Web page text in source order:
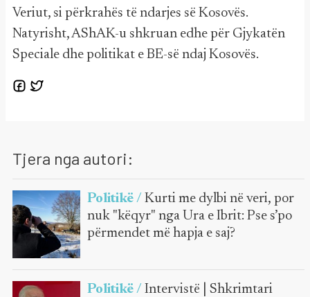
Veriut, si përkrahës të ndarjes së Kosovës.
Natyrisht, AShAK-u shkruan edhe për Gjykatën
Speciale dhe politikat e BE-së ndaj Kosovës.
Tjera nga autori:
Politikë / Kurti me dylbi në veri, por
nuk "këqyr" nga Ura e Ibrit: Pse s’po
përmendet më hapja e saj?
Politikë / Intervistë | Shkrimtari